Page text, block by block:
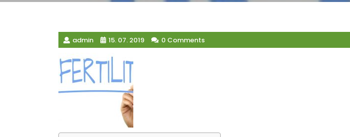
admin 15. 07. 2019 0 Comments